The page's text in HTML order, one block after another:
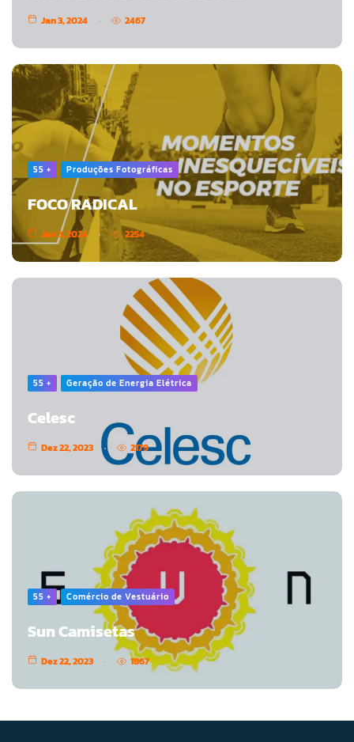
Jan 3, 2024 2467
55 + Produções Fotográficas
FOCO RADICAL
Jan 3, 2024 2254
55 + Geração de Energia Elétrica
Celesc
Dez 22, 2023 2179
55 + Comércio de Vestuário
Sun Camisetas
Dez 22, 2023 1867